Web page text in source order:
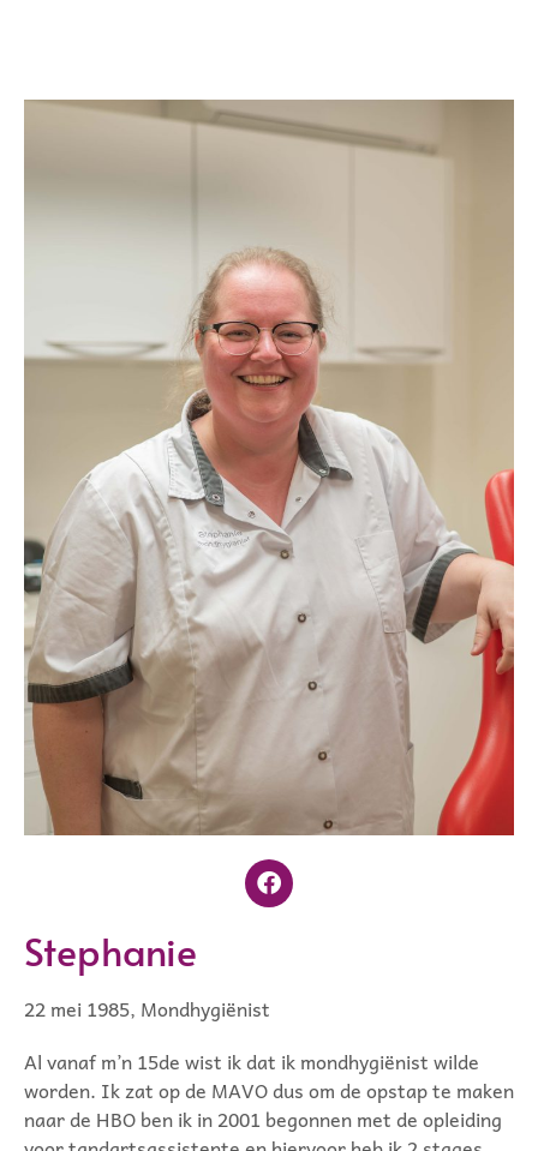
Stephanie
22 mei 1985, Mondhygiënist
Al vanaf m’n 15de wist ik dat ik mondhygiënist wilde
worden. Ik zat op de MAVO dus om de opstap te maken
naar de HBO ben ik in 2001 begonnen met de opleiding